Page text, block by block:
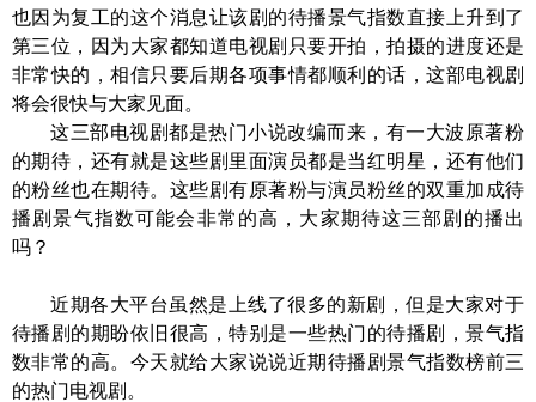
也因为复工的这个消息让该剧的待播景气指数直接上升到了
第三位，因为大家都知道电视剧只要开拍，拍摄的进度还是
非常快的，相信只要后期各项事情都顺利的话，这部电视剧
将会很快与大家见面。
这三部电视剧都是热门小说改编而来，有一大波原著粉
的期待，还有就是这些剧里面演员都是当红明星，还有他们
的粉丝也在期待。这些剧有原著粉与演员粉丝的双重加成待
播剧景气指数可能会非常的高，大家期待这三部剧的播出
吗？
近期各大平台虽然是上线了很多的新剧，但是大家对于
待播剧的期盼依旧很高，特别是一些热门的待播剧，景气指
数非常的高。今天就给大家说说近期待播剧景气指数榜前三
的热门电视剧。